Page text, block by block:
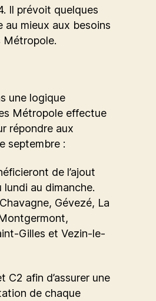
Il prévoit quelques
au mieux aux besoins
Métropole.
une logique
Métropole effectue
répondre aux
septembre :
de l’ajout
lundi au dimanche.
Gévezé, La
Gilles et Vezin-le-
C2 afin d’assurer une
de chaque